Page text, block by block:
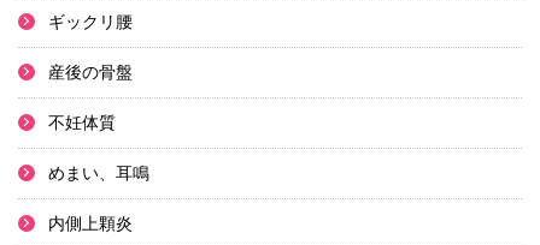
ギックリ腰
産後の骨盤
不妊体質
めまい、耳鳴
内側上顆炎